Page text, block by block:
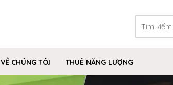
VỀ CHÚNG TÔI THUÊ NĂNG LƯỢNG